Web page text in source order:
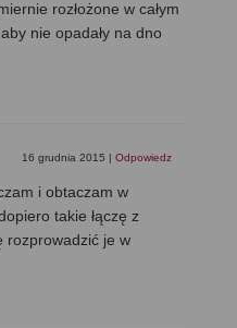
rozłożone w całym
nie opadały na dno
16 grudnia 2015 | Odpowiedz
i obtaczam w
takie łączę z
rozprowadzić je w